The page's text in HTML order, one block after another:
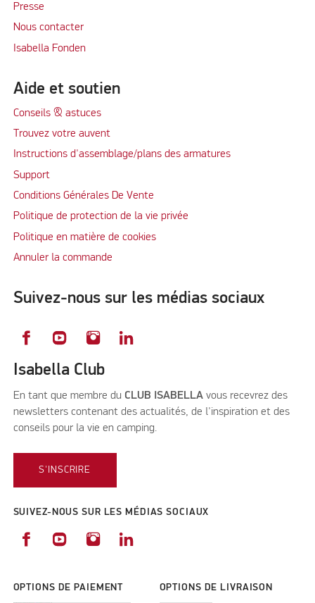
Presse
Nous contacter
Isabella Fonden
Aide et soutien
Conseils & astuces
Trouvez votre auvent
Instructions d'assemblage/plans des armatures
Support
Conditions Générales De Vente
Politique de protection de la vie privée
Politique en matière de cookies
Annuler la commande
Suivez-nous sur les médias sociaux
Isabella Club
En tant que membre du CLUB ISABELLA vous recevrez des
newsletters contenant des actualités, de l'inspiration et des
conseils pour la vie en camping.
S'INSCRIRE
SUIVEZ-NOUS SUR LES MÉDIAS SOCIAUX
OPTIONS DE PAIEMENT OPTIONS DE LIVRAISON